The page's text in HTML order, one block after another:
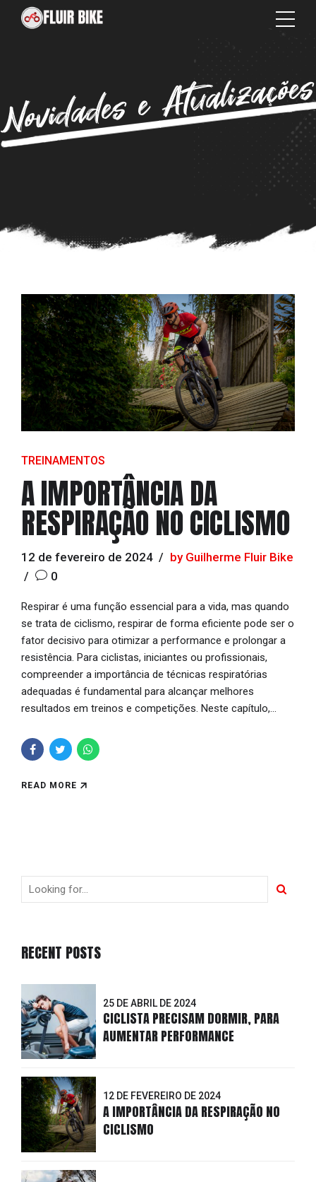
e
TREINAMENTOS
A IMPORTÂNCIA DA
RESPIRAÇÃO NO CICLISMO
12 de fevereiro de 2024
by Guilherme Fluir Bike
0
Respirar é uma função essencial para a vida, mas quando
se trata de ciclismo, respirar de forma eficiente pode ser o
fator decisivo para otimizar a performance e prolongar a
resistência. Para ciclistas, iniciantes ou profissionais,
compreender a importância de técnicas respiratórias
adequadas é fundamental para alcançar melhores
resultados em treinos e competições. Neste capítulo,...
READ MORE
RECENT POSTS
25 DE ABRIL DE 2024
CICLISTA PRECISAM DORMIR, PARA
AUMENTAR PERFORMANCE
12 DE FEVEREIRO DE 2024
A IMPORTÂNCIA DA RESPIRAÇÃO NO
CICLISMO